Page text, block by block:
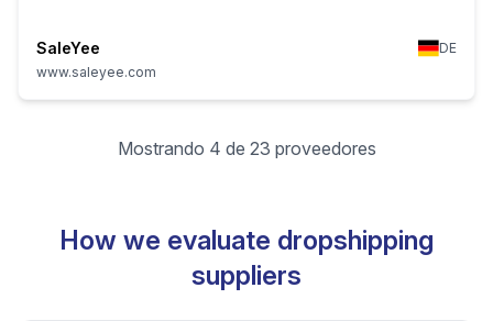
SaleYee
DE
www.saleyee.com
Mostrando 4 de 23 proveedores
How we evaluate dropshipping
suppliers